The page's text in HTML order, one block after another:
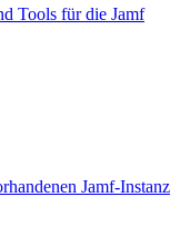
Tools für die Jamf
Jamf-Instanz